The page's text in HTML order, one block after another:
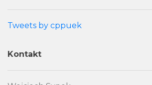
Tweets by cppuek
Kontakt